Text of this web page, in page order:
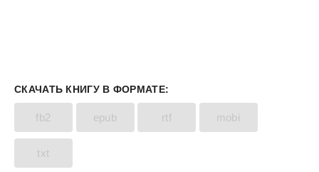
СКАЧАТЬ КНИГУ В ФОРМАТЕ:
fb2 epub rtf mobi
txt